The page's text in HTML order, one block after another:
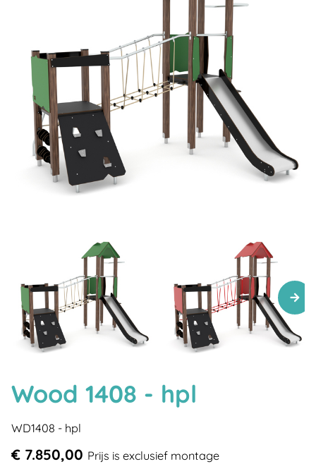
Wood 1408 - hpl
WD1408 - hpl
€ 7.850,00 Prijs is exclusief montage